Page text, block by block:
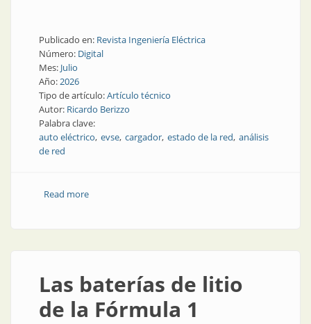
Publicado en: Revista Ingeniería Eléctrica
Número: Digital
Mes: Julio
Año:2026
Tipo de artículo:Artículo técnico
Autor: Ricardo Berizzo
Palabra clave:
auto eléctrico evse cargador estado de la red análisis
de red
Read moreabout Los cargadores que vienen con el auto,
Las baterías de litio
de la Fórmula 1